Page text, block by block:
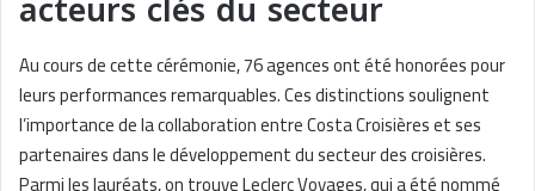
Au cours de cette cérémonie, 76 agences ont été honorées pour
leurs performances remarquables. Ces distinctions soulignent
l’importance de la collaboration entre Costa Croisières et ses
partenaires dans le développement du secteur des croisières.